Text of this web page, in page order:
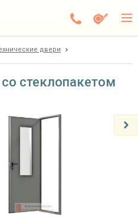
двери
стеклопакетом